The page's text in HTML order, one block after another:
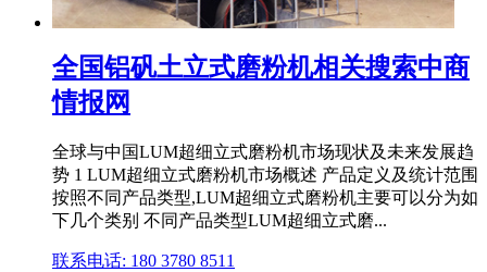
全国铝矾土立式磨粉机相关搜索中商
情报网
全球与中国LUM超细立式磨粉机市场现状及未来发展趋
势 1 LUM超细立式磨粉机市场概述 产品定义及统计范围
按照不同产品类型,LUM超细立式磨粉机主要可以分为如
下几个类别 不同产品类型LUM超细立式磨...
联系电话: 180 3780 8511